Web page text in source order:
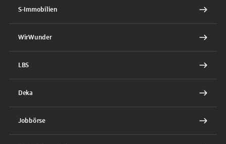
S-Immobilien
WirWunder
LBS
Deka
Jobbörse